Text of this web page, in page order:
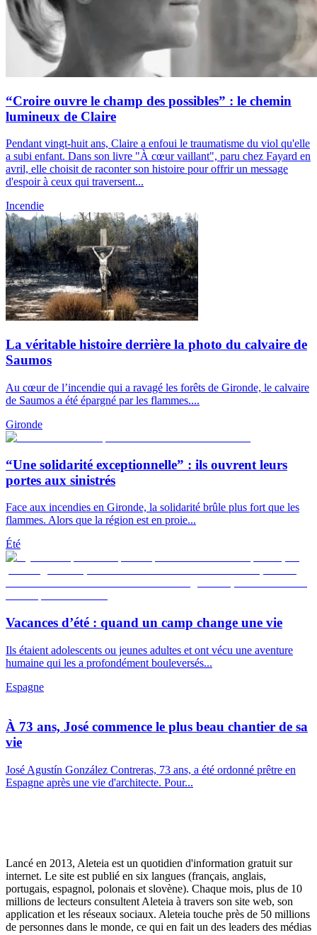
“Croire ouvre le champ des possibles” : le chemin
lumineux de Claire
Pendant vingt-huit ans, Claire a enfoui le traumatisme du viol qu'elle
a subi enfant. Dans son livre "À cœur vaillant", paru chez Fayard en
avril, elle choisit de raconter son histoire pour offrir un message
d'espoir à ceux qui traversent...
Incendie
La véritable histoire derrière la photo du calvaire de
Saumos
Au cœur de l’incendie qui a ravagé les forêts de Gironde, le calvaire
de Saumos a été épargné par les flammes....
Gironde
“Une solidarité exceptionnelle” : ils ouvrent leurs
portes aux sinistrés
Face aux incendies en Gironde, la solidarité brûle plus fort que les
flammes. Alors que la région est en proie...
Été
Vacances d’été : quand un camp change une vie
Ils étaient adolescents ou jeunes adultes et ont vécu une aventure
humaine qui les a profondément bouleversés...
Espagne
À 73 ans, José commence le plus beau chantier de sa
vie
José Agustín González Contreras, 73 ans, a été ordonné prêtre en
Espagne après une vie d'architecte. Pour...
Lancé en 2013, Aleteia est un quotidien d'information gratuit sur
internet. Le site est publié en six langues (français, anglais,
portugais, espagnol, polonais et slovène). Chaque mois, plus de 10
millions de lecteurs consultent Aleteia à travers son site web, son
application et les réseaux sociaux. Aleteia touche près de 50 millions
de personnes dans le monde, ce qui en fait un des leaders des médias